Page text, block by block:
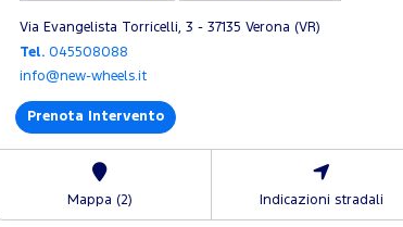
Via Evangelista Torricelli, 3 - 37135 Verona (VR)
Tel. 045508088
info@new-wheels.it
Prenota Intervento
Mappa (2) Indicazioni stradali